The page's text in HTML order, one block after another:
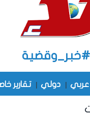
#خبر_وقضية
عربي | دولي | تقارير